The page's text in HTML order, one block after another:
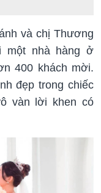
và chị Thương
một nhà hàng ở
400 khách mời.
đẹp trong chiếc
vàn lời khen có